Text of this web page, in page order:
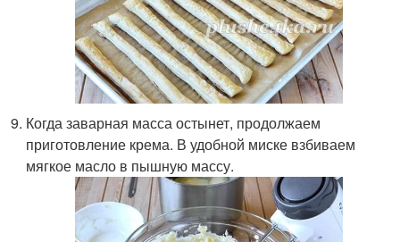
Когда заварная масса остынет, продолжаем
приготовление крема. В удобной миске взбиваем
мягкое масло в пышную массу.